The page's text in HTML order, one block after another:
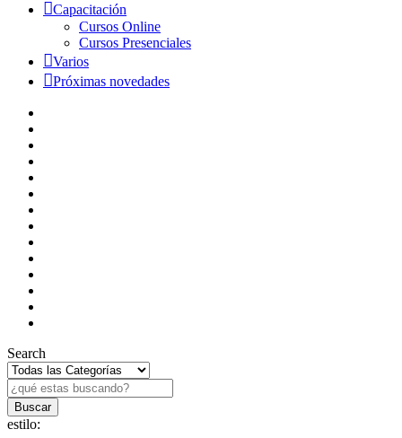
Capacitación
Cursos Online
Cursos Presenciales
Varios
Próximas novedades
Search
estilo: